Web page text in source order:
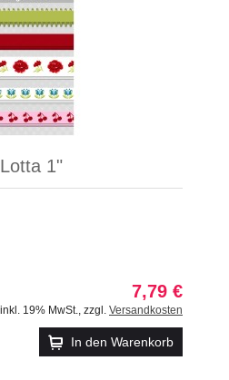
1"
7,79 €
inkl. 19% MwSt. zzgl. Versandkosten
In den Warenkorb